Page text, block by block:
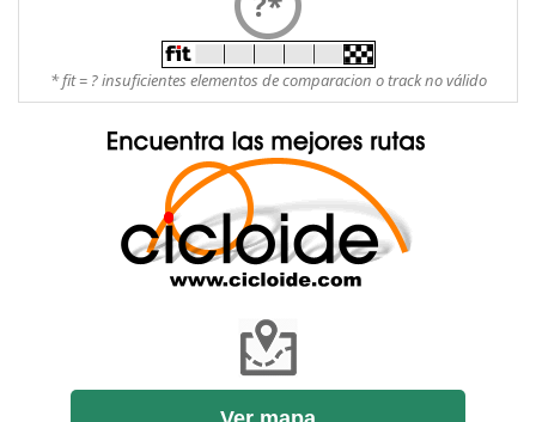
* fit = ? insuficientes elementos de comparacion o track no válido